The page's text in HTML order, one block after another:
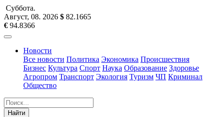
Суббота.
Август, 08. 2026 $ 82.1665
€ 94.8366
Новости
Все новости Политика Экономика Происшествия
Бизнес Культура Спорт Наука Образование Здоровье
Агропром Транспорт Экология Туризм ЧП Криминал
Общество
Найти